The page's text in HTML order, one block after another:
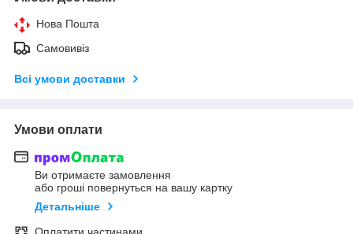
Нова Пошта
Самовивіз
Всі умови доставки
Умови оплати
Ви отримаєте замовлення
або гроші повернуться на вашу картку
Детальніше